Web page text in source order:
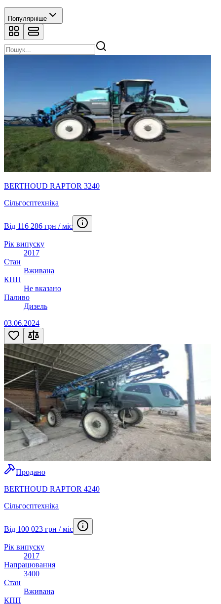
Популярніше
BERTHOUD RAPTOR 3240
Сільгосптехніка
Від 116 286 грн / міс
Рік випуску
2017
Стан
Вживана
КПП
Не вказано
Паливо
Дизель
03.06.2024
Продано
BERTHOUD RAPTOR 4240
Сільгосптехніка
Від 100 023 грн / міс
Рік випуску
2017
Напрацювання
3400
Стан
Вживана
КПП